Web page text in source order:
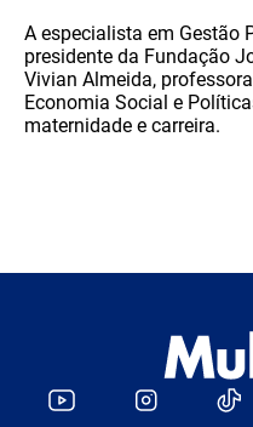
A especialista em Gestão
presidente da Fundação
Vivian Almeida,
Economia Social e
maternidade e carreira.